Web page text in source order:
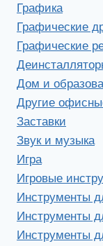
Графика
Графические
Графические
Дом и
Другие
Заставки
Звук и музыка
Игра
Игровые
Инструменты
Инструменты
Инструменты